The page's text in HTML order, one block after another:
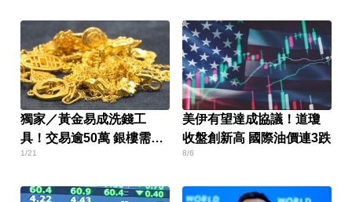
獨家／黃金易成洗錢工
具！交易逾50萬 銀樓需通
報金資
1/21
美伊有望達成協議！道瓊
收盤創新高 國際油價連3跌
8/6